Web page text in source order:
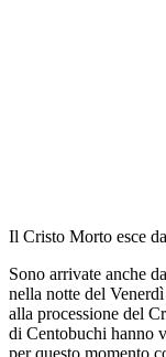
Il Cristo Morto esce
Sono arrivate anche
nella notte del
alla processione del
di Centobuchi hanno
per questo momento